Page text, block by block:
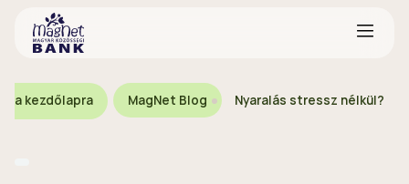
a kezdőlapra MagNet Blog Nyaralás stressz nélkül?